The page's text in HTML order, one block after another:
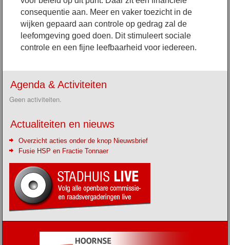
consequentie aan. Meer en vaker toezicht in de
wijken gepaard aan controle op gedrag zal de
leefomgeving goed doen. Dit stimuleert sociale
controle en een fijne leefbaarheid voor iedereen.
Agenda & Activiteiten
Geen activiteiten.
Actualiteiten en nieuws
Overzicht acties onder de knop Nieuwsbrief
Fusie HSP en Fractie Tonnaer